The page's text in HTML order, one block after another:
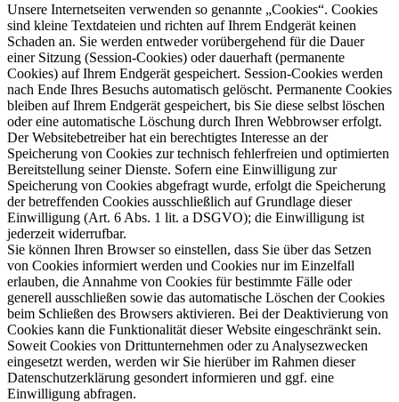
Unsere Internetseiten verwenden so genannte „Cookies“. Cookies
sind kleine Textdateien und richten auf Ihrem Endgerät keinen
Schaden an. Sie werden entweder vorübergehend für die Dauer
einer Sitzung (Session-Cookies) oder dauerhaft (permanente
Cookies) auf Ihrem Endgerät gespeichert. Session-Cookies werden
nach Ende Ihres Besuchs automatisch gelöscht. Permanente Cookies
bleiben auf Ihrem Endgerät gespeichert, bis Sie diese selbst löschen
oder eine automatische Löschung durch Ihren Webbrowser erfolgt.
Der Websitebetreiber hat ein berechtigtes Interesse an der
Speicherung von Cookies zur technisch fehlerfreien und optimierten
Bereitstellung seiner Dienste. Sofern eine Einwilligung zur
Speicherung von Cookies abgefragt wurde, erfolgt die Speicherung
der betreffenden Cookies ausschließlich auf Grundlage dieser
Einwilligung (Art. 6 Abs. 1 lit. a DSGVO); die Einwilligung ist
jederzeit widerrufbar.
Sie können Ihren Browser so einstellen, dass Sie über das Setzen
von Cookies informiert werden und Cookies nur im Einzelfall
erlauben, die Annahme von Cookies für bestimmte Fälle oder
generell ausschließen sowie das automatische Löschen der Cookies
beim Schließen des Browsers aktivieren. Bei der Deaktivierung von
Cookies kann die Funktionalität dieser Website eingeschränkt sein.
Soweit Cookies von Drittunternehmen oder zu Analysezwecken
eingesetzt werden, werden wir Sie hierüber im Rahmen dieser
Datenschutzerklärung gesondert informieren und ggf. eine
Einwilligung abfragen.